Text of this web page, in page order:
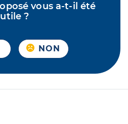
vous a-t-il été
utile ?
NON